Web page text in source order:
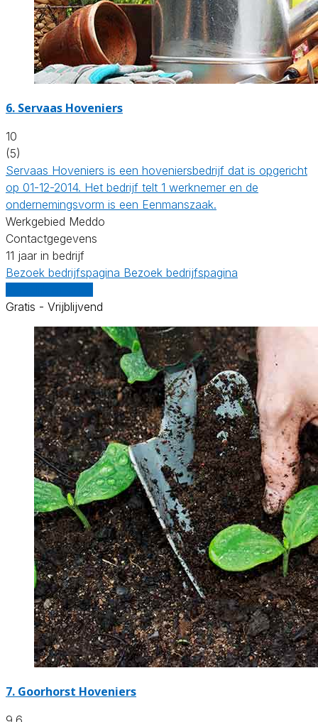
6. Servaas Hoveniers
10
(5)
Servaas Hoveniers is een hoveniersbedrijf dat is opgericht
op 01-12-2014. Het bedrijf telt 1 werknemer en de
ondernemingsvorm is een Eenmanszaak.
Werkgebied Meddo
Contactgegevens
11 jaar in bedrijf
Bezoek bedrijfspagina Bezoek bedrijfspagina
Gratis - Vrijblijvend
7. Goorhorst Hoveniers